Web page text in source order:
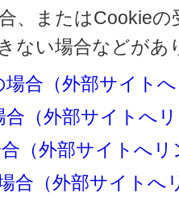
、またはCookie
ない場合などが
場合（外部サイト
合（外部サイトへ
（外部サイトへリ
合（外部サイトへ